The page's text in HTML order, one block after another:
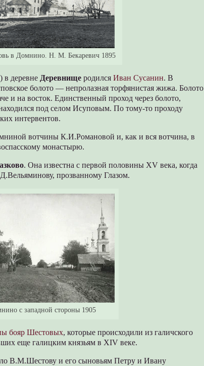
в Домнино. Н. М. Бекаревич 1895
в деревнеДеревнище родилсяИван Сусанин. В
болото — непролазная торфянистая жижа. Болото
и на восток. Единственный проход через болото,
под селом Исуповым. По тому-то проходу
интервентов.
вотчины К.И.Романовой и, как и вся вотчина, в
монастырю.
. Она известна с первой половины XV века, когда
прозванному Глазом.
с западной стороны 1905
бояр Шестовых, которые происходили из галичского
еще галицким князьям в XIV веке.
В.М.Шестову и его сыновьям Петру и Ивану